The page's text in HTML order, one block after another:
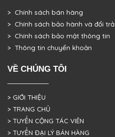
> Chính sách bán hàng
> Chính sách bảo hành và đổi trả
> Chính sách bảo mật thông tin
> Thông tin chuyển khoản
VỀ CHÚNG TÔI
> GIỚI THIỆU
> TRANG CHỦ
> TUYỂN CỘNG TÁC VIÊN
> TUYỂN ĐẠI LÝ BÁN HÀNG